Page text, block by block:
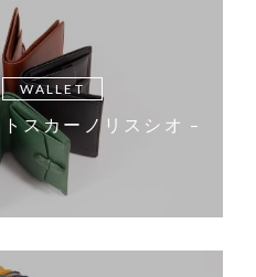
WALLET
スカーノリスシオ –